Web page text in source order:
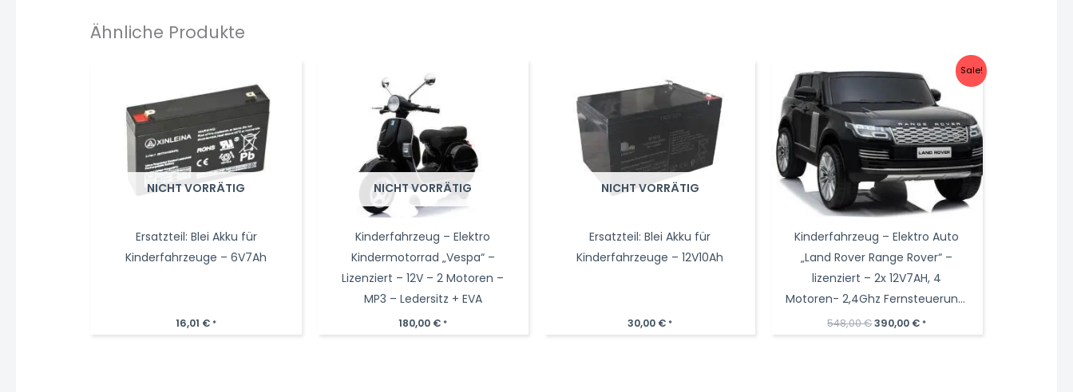
Ähnliche Produkte
NICHT VORRÄTIG
Ersatzteil: Blei Akku für
Kinderfahrzeuge – 6V7Ah
16,01 € *
NICHT VORRÄTIG
Kinderfahrzeug – Elektro
Kindermotorrad „Vespa“ –
Lizenziert – 12V – 2 Motoren –
MP3 – Ledersitz + EVA
180,00 € *
NICHT VORRÄTIG
Ersatzteil: Blei Akku für
Kinderfahrzeuge – 12V10Ah
30,00 € *
Sale!
Kinderfahrzeug – Elektro Auto
„Land Rover Range Rover“ –
lizenziert – 2x 12V7AH, 4
Motoren- 2,4Ghz Fernsteuerung,
MP3, Ledersitz+EVA
548,00€Ursprünglicher
390,00 €Aktueller
*